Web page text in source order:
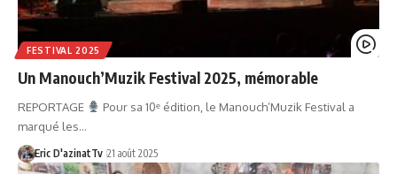
FESTIVAL 2025
Un Manouch’Muzik Festival 2025, mémorable
REPORTAGE
Pour sa 10ᵉ édition, le Manouch’Muzik Festival a
marqué les…
Eric D'azinatTv 21 août 2025